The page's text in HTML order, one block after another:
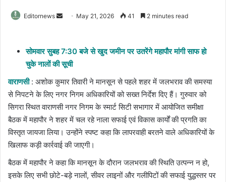
Editornews
Send May 21, 2026 41 2 minutes read
सोमवार सुबह 7:30 बजे से खुद जमीन पर उतरेंगे महापौर मांगी साफ हो
चुके नालों की सूची
वाराणसी : अशोक कुमार तिवारी ने मानसून से पहले शहर में जलभराव की समस्या
से निपटने के लिए नगर निगम अधिकारियों को सख्त निर्देश दिए हैं। गुरुवार को
सिगरा स्थित वाराणसी नगर निगम के स्मार्ट सिटी सभागार में आयोजित समीक्षा
बैठक में महापौर ने शहर में चल रहे नाला सफाई एवं विकास कार्यों की प्रगति का
विस्तृत जायजा लिया। उन्होंने स्पष्ट कहा कि लापरवाही बरतने वाले अधिकारियों के
खिलाफ कड़ी कार्रवाई की जाएगी।
बैठक में महापौर ने कहा कि मानसून के दौरान जलभराव की स्थिति उत्पन्न न हो,
इसके लिए सभी छोटे-बड़े नालों, सीवर लाइनों और गलीपिटों की सफाई युद्धस्तर पर